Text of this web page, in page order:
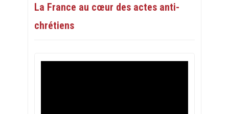
La France au cœur des actes anti-
chrétiens